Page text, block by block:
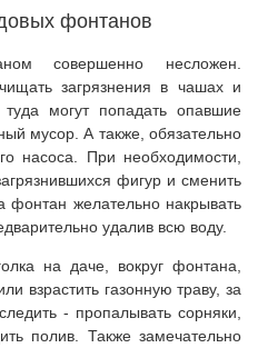
фонтанов
совершенно несложен.
загрязнения в чашах и
могут попадать опавшие
мусор. А также, обязательно
насоса. При необходимости,
фигур и сменить
фонтан желательно накрывать
удалив всю воду.
на даче, вокруг фонтана,
взрастить газонную траву, за
- пропалывать сорняки,
полив. Также замечательно